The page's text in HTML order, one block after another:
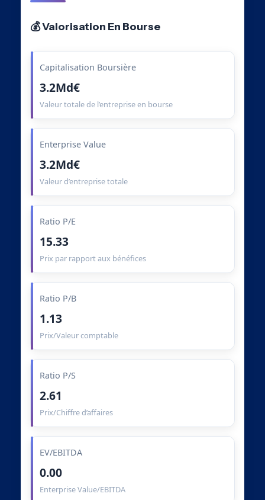
💰 Valorisation En Bourse
Capitalisation Boursière
3.2Md€
Valeur totale de l’entreprise en bourse
Enterprise Value
3.2Md€
Valeur d’entreprise totale
Ratio P/E
15.33
Prix par rapport aux bénéfices
Ratio P/B
1.13
Prix/Valeur comptable
Ratio P/S
2.61
Prix/Chiffre d’affaires
EV/EBITDA
0.00
Enterprise Value/EBITDA